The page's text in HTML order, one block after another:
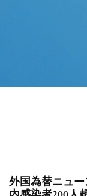
外国為替ニュ